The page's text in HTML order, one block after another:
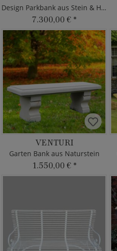
Design Parkbank aus Stein & Holz
7.300,00 € *
VENTURI
Garten Bank aus Naturstein
1.550,00 € *